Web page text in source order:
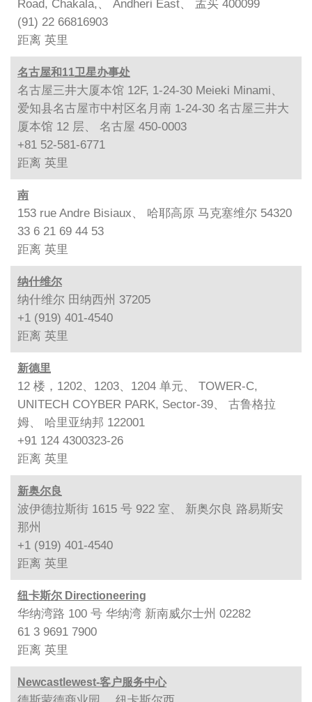
Road, Chakala,、 Andheri East、 孟买 400099
(91) 22 66816903
距离 英里
名古屋和11卫星办事处
名古屋三井大厦本馆 12F, 1-24-30 Meieki Minami、
爱知县名古屋市中村区名月南 1-24-30 名古屋三井大
厦本馆 12 层、 名古屋 450-0003
+81 52-581-6771
距离 英里
南
153 rue Andre Bisiaux、 哈耶高原 马克塞维尔 54320
33 6 21 69 44 53
距离 英里
纳什维尔
纳什维尔 田纳西州 37205
+1 (919) 401-4540
距离 英里
新德里
12 楼，1202、1203、1204 单元、 TOWER-C,
UNITECH COYBER PARK, Sector-39、 古鲁格拉
姆、 哈里亚纳邦 122001
+91 124 4300323-26
距离 英里
新奥尔良
波伊德拉斯街 1615 号 922 室、 新奥尔良 路易斯安
那州
+1 (919) 401-4540
距离 英里
纽卡斯尔 Directioneering
华纳湾路 100 号 华纳湾 新南威尔士州 02282
61 3 9691 7900
距离 英里
Newcastlewest-客户服务中心